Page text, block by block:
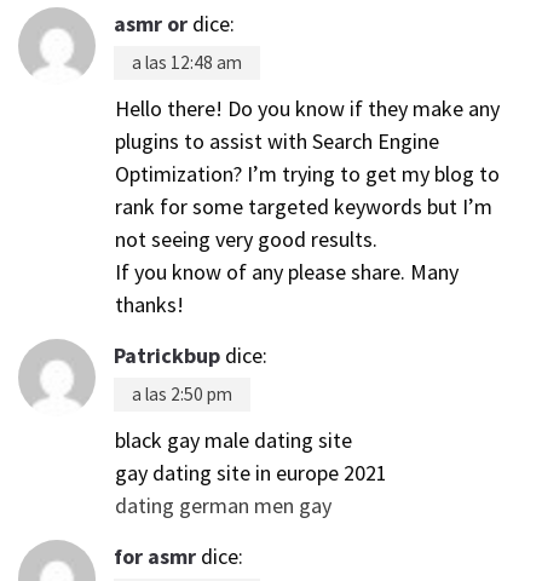
asmr or dice:
a las 12:48 am
Hello there! Do you know if they make any
plugins to assist with Search Engine
Optimization? I’m trying to get my blog to
rank for some targeted keywords but I’m
not seeing very good results.
If you know of any please share. Many
thanks!
Patrickbup dice:
a las 2:50 pm
black gay male dating site
gay dating site in europe 2021
dating german men gay
for asmr dice: